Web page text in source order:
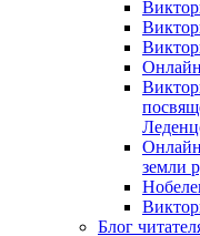
земли
Блог